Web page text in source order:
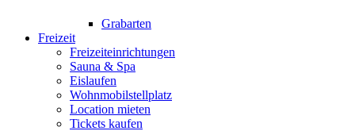
Grabarten
Freizeit
Freizeiteinrichtungen
Sauna & Spa
Eislaufen
Wohnmobilstellplatz
Location mieten
Tickets kaufen